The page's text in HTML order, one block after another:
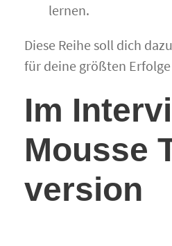
lernen.
Diese Reihe soll dich
für deine größten
Im
Mousse
version